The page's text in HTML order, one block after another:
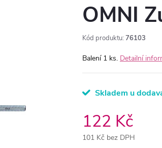
OMNI
Kód produktu: 76103
Balení 1 ks. Detailní
Skladem u
122 Kč
101 Kč bez DPH